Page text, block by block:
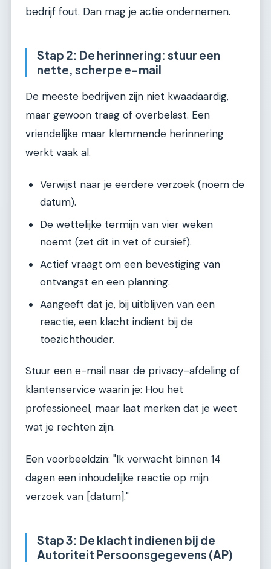
bedrijf fout. Dan mag je actie ondernemen.
Stap 2: De herinnering: stuur een
nette, scherpe e-mail
De meeste bedrijven zijn niet kwaadaardig,
maar gewoon traag of overbelast. Een
vriendelijke maar klemmende herinnering
werkt vaak al.
Verwijst naar je eerdere verzoek (noem de
datum).
De wettelijke termijn van vier weken
noemt (zet dit in vet of cursief).
Actief vraagt om een bevestiging van
ontvangst en een planning.
Aangeeft dat je, bij uitblijven van een
reactie, een klacht indient bij de
toezichthouder.
Stuur een e-mail naar de privacy-afdeling of
klantenservice waarin je: Hou het
professioneel, maar laat merken dat je weet
wat je rechten zijn.
Een voorbeeldzin: "Ik verwacht binnen 14
dagen een inhoudelijke reactie op mijn
verzoek van [datum]."
Stap 3: De klacht indienen bij de
Autoriteit Persoonsgegevens (AP)